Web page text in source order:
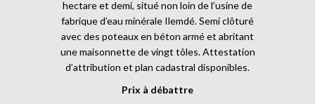
hectare et demi, situé non loin de l’usine de
fabrique d’eau minérale Ilemdé. Semi clôturé
avec des poteaux en béton armé et abritant
une maisonnette de vingt tôles. Attestation
d’attribution et plan cadastral disponibles.
Prix à débattre